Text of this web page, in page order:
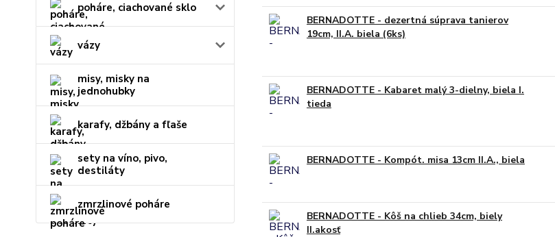
poháre, ciachované sklo
vázy
misy, misky na
jednohubky
karafy, džbány a fľaše
sety na víno, pivo,
destiláty
zmrzlinové poháre
BERNADOTTE - dezertná súprava tanierov
19cm, II.A. biela (6ks)
BERNADOTTE - Kabaret malý 3-dielny, biela I.
tieda
BERNADOTTE - Kompót. misa 13cm II.A., biela
BERNADOTTE - Kôš na chlieb 34cm, biely
II.akosť